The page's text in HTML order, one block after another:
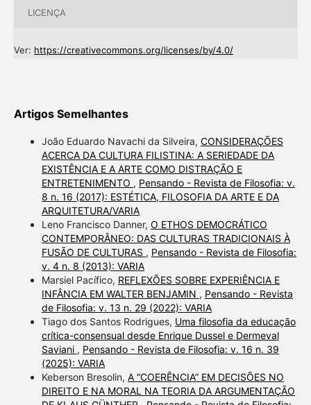
LICENÇA
Ver: https://creativecommons.org/licenses/by/4.0/
Artigos Semelhantes
João Eduardo Navachi da Silveira, CONSIDERAÇÕES
ACERCA DA CULTURA FILISTINA: A SERIEDADE DA
EXISTÊNCIA E A ARTE COMO DISTRAÇÃO E
ENTRETENIMENTO , Pensando - Revista de Filosofia: v.
8 n. 16 (2017): ESTÉTICA, FILOSOFIA DA ARTE E DA
ARQUITETURA/VARIA
Leno Francisco Danner, O ETHOS DEMOCRÁTICO
CONTEMPORÂNEO: DAS CULTURAS TRADICIONAIS À
FUSÃO DE CULTURAS , Pensando - Revista de Filosofia:
v. 4 n. 8 (2013): VARIA
Marsiel Pacífico, REFLEXÕES SOBRE EXPERIÊNCIA E
INFÂNCIA EM WALTER BENJAMIN , Pensando - Revista
de Filosofia: v. 13 n. 29 (2022): VARIA
Tiago dos Santos Rodrigues, Uma filosofia da educação
crítica-consensual desde Enrique Dussel e Dermeval
Saviani , Pensando - Revista de Filosofia: v. 16 n. 39
(2025): VARIA
Keberson Bresolin, A “COERÊNCIA” EM DECISÕES NO
DIREITO E NA MORAL NA TEORIA DA ARGUMENTAÇÃO